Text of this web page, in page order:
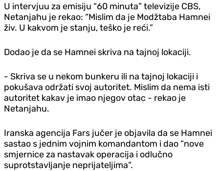
U intervjuu za emisiju “60 minuta” televizije CBS,
Netanjahu je rekao: “Mislim da je Modžtaba Hamnei
živ. U kakvom je stanju, teško je reći.”
Dodao je da se Hamnei skriva na tajnoj lokaciji.
- Skriva se u nekom bunkeru ili na tajnoj lokaciji i
pokušava održati svoj autoritet. Mislim da nema isti
autoritet kakav je imao njegov otac - rekao je
Netanjahu.
Iranska agencija Fars jučer je objavila da se Hamnei
sastao s jednim vojnim komandantom i dao “nove
smjernice za nastavak operacija i odlučno
suprotstavljanje neprijateljima”.